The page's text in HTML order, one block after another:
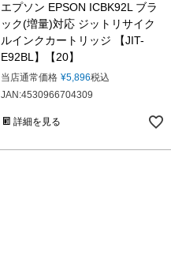
エプソン EPSON ICBK92L ブラ
ック(増量)対応 ジットリサイク
ルインクカートリッジ 【JIT-
E92BL】【20】
当店通常価格 ¥5,896税込
JAN:4530966704309
詳細を見る